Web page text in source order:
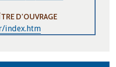
D’OUVRAGE
index.htm